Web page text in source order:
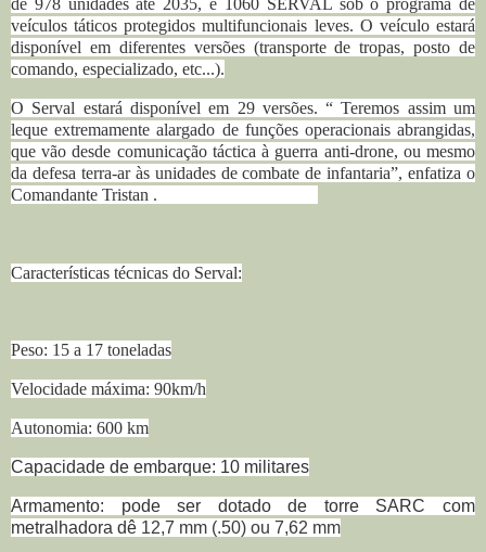
de 978 unidades até 2035,e 1060 SERVAL sob o programa de
veículos táticos protegidos multifuncionais leves. O veículo estará
disponível em diferentes versões (transporte de tropas, posto de
comando, especializado, etc...).
O Serval estará disponível em 29 versões. “ Teremos assim um
leque extremamente alargado de funções operacionais abrangidas,
que vão desde comunicação táctica à guerra anti-drone, ou mesmo
da defesa terra-ar às unidades de combate de infantaria”, enfatiza o
Comandante Tristan .
Características técnicas do Serval:
Peso: 15 a 17 toneladas
Velocidade máxima: 90km/h
Autonomia: 600 km
Capacidade de embarque: 10 militares
Armamento: pode ser dotado de torre SARC com
metralhadora dê 12,7 mm (.50) ou 7,62 mm